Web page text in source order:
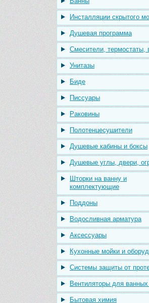
Инсталляции скрытого
Душевая программа
Смесители, термостаты,
Унитазы
Биде
Писсуары
Раковины
Полотенцесушители
Душевые кабины и боксы
Душевые углы, двери,
Шторки на ванну и
комплектующие
Поддоны
Водосливная арматура
Аксессуары
Кухонные мойки и
Системы защиты от
Вентиляторы для
Бытовая химия